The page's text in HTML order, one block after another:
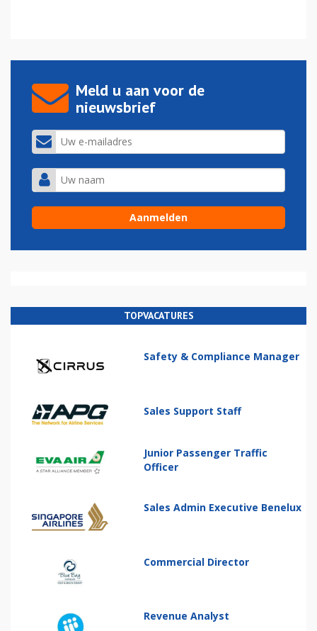
Meld u aan voor de
nieuwsbrief
TOPVACATURES
Safety & Compliance Manager
Sales Support Staff
Junior Passenger Traffic
Officer
Sales Admin Executive Benelux
Commercial Director
Revenue Analyst